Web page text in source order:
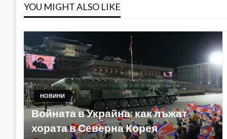
YOU MIGHT ALSO LIKE
НОВИНИ
Войната в Украйна: как лъжат
хората в Северна Корея